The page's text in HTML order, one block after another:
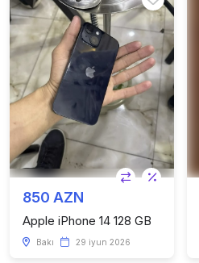
850 AZN
Apple iPhone 14 128 GB
Bakı 29 iyun 2026